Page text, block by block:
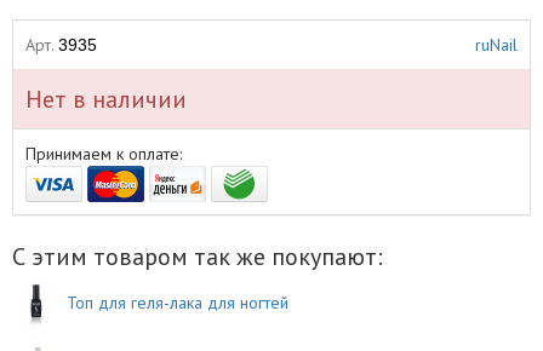
Арт. 3935 ruNail
Нет в наличии
Принимаем к оплате:
С этим товаром так же покупают:
Топ для геля-лака для ногтей